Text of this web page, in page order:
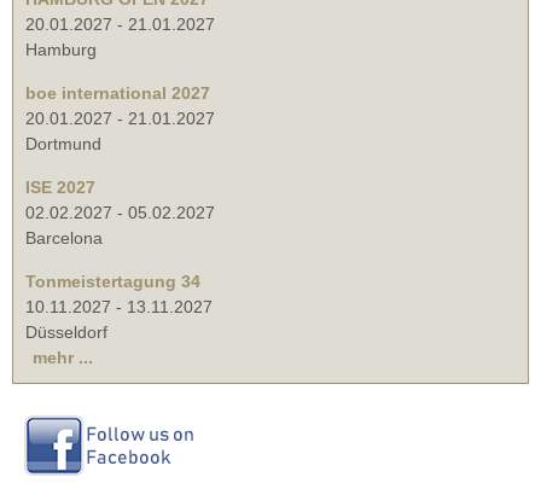
20.01.2027 - 21.01.2027
Hamburg
boe international 2027
20.01.2027 - 21.01.2027
Dortmund
ISE 2027
02.02.2027 - 05.02.2027
Barcelona
Tonmeistertagung 34
10.11.2027 - 13.11.2027
Düsseldorf
mehr ...